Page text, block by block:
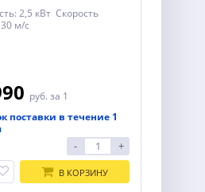
2,5 кВт Скорость
м/с
руб. за 1
поставки в течение 1
- +
В КОРЗИНУ